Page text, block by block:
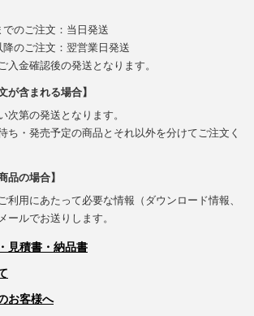
のご注文：当日発送
のご注文：翌営業日発送
金確認後の発送となります。
が含まれる場合】
次第の発送となります。
ち・発売予定の商品とそれ以外を分けてご注文く
品の場合】
利用にあたって必要な情報（ダウンロード情報、
ールでお送りします。
見積書・納品書
お客様へ